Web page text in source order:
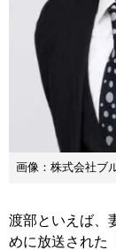
画像：株式会社ブ
渡部といえば、
めに放送された